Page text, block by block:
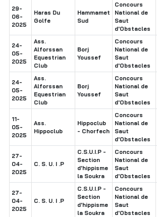
29-
06-
2025
Haras Du
Golfe
Hammamet
Sud
Concours
National de
Saut
d'Obstacles
24-
05-
2025
Ass.
Alforssan
Equestrian
Club
Borj
Youssef
Concours
National de
Saut
d'Obstacles
24-
05-
2025
Ass.
Alforssan
Equestrian
Club
Borj
Youssef
Concours
National de
Saut
d'Obstacles
11-
05-
2025
Ass.
Hippoclub
Hippoclub
- Chorfech
Concours
National de
Saut
d'Obstacles
27-
04-
2025
C. S. U. I .P
C.S.U.I.P -
Section
d'hippisme
la Soukra
Concours
National de
Saut
d'Obstacles
27-
04-
2025
C. S. U. I .P
C.S.U.I.P -
Section
d'hippisme
la Soukra
Concours
National de
Saut
d'Obstacles